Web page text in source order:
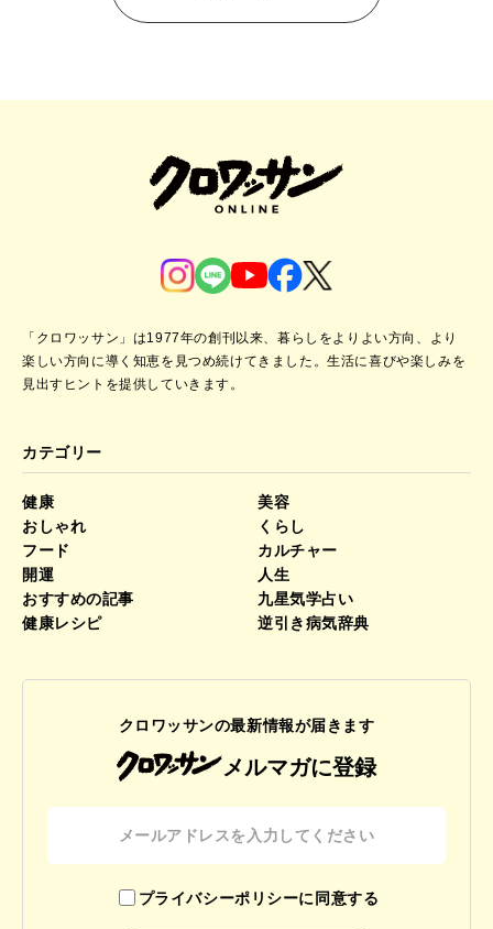
「クロワッサン」は1977年の創刊以来、暮らしをよりよい方向、より
楽しい方向に導く知恵を見つめ続けてきました。生活に喜びや楽しみを
見出すヒントを提供していきます。
カテゴリー
健康
美容
おしゃれ
くらし
フード
カルチャー
開運
人生
おすすめの記事
九星気学占い
健康レシピ
逆引き病気辞典
クロワッサンの最新情報が届きます
メルマガに登録
プライバシーポリシーに同意する